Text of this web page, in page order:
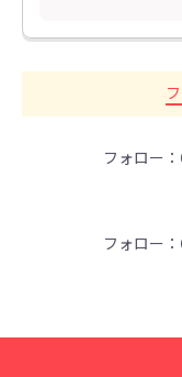
フォロー：
フォロー：